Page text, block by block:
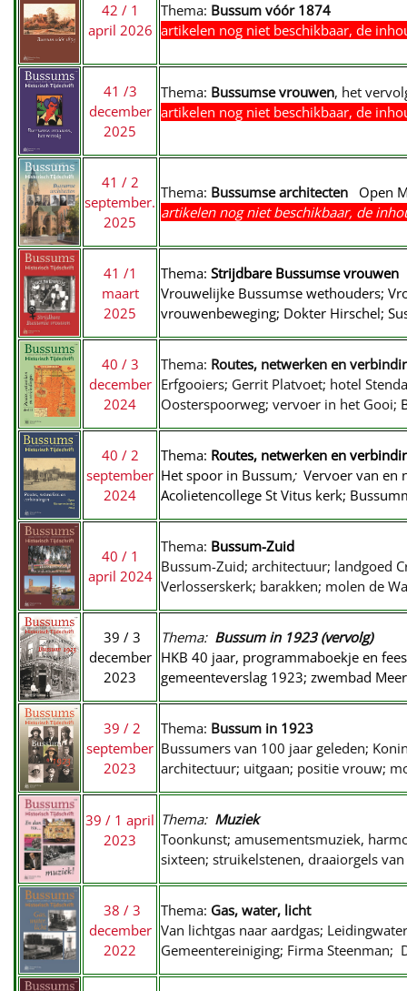
42 / 1
april 2026
Thema: Bussum vóór 1874
artikelen nog niet beschikbaar, de
41 /3
december
2025
Thema: Bussumse vrouwen, het
artikelen nog niet beschikbaar, de
41 / 2
september.
2025
Thema: Bussumse architecten
Open
artikelen nog niet beschikbaar, de
41 /1
maart
2025
Thema: Strijdbare Bussumsevrouwen
Vrouwelijke Bussumse wethouders;
vrouwenbeweging; Dokter Hirschel;
40 / 3
december
2024
Thema: Routes, netwerken en
Erfgooiers; Gerrit Platvoet; hotel
Oosterspoorweg; vervoer in het Gooi;
40 / 2
september
2024
Thema: Routes, netwerken en
Het spoor in Bussum; Vervoer van en
Acolietencollege St Vitus kerk;
40 / 1
april 2024
Thema: Bussum-Zuid
Bussum-Zuid; architectuur; landgoed
Verlosserskerk; barakken; molen de
39 /3
december
2023
Thema: Bussum in 1923 (vervolg)
HKB 40 jaar, programmaboekje en
gemeenteverslag 1923; zwembad
39 / 2
september
2023
Thema: Bussum in 1923
Bussumers van 100 jaar geleden;
architectuur; uitgaan; positie vrouw;
39 / 1 april
2023
Thema: Muziek
Toonkunst; amusementsmuziek,
sixteen; struikelstenen, draaiorgels
38 / 3
december
2022
Thema: Gas, water, licht
Van lichtgas naar aardgas;
Gemeentereiniging; Firma Steenman;